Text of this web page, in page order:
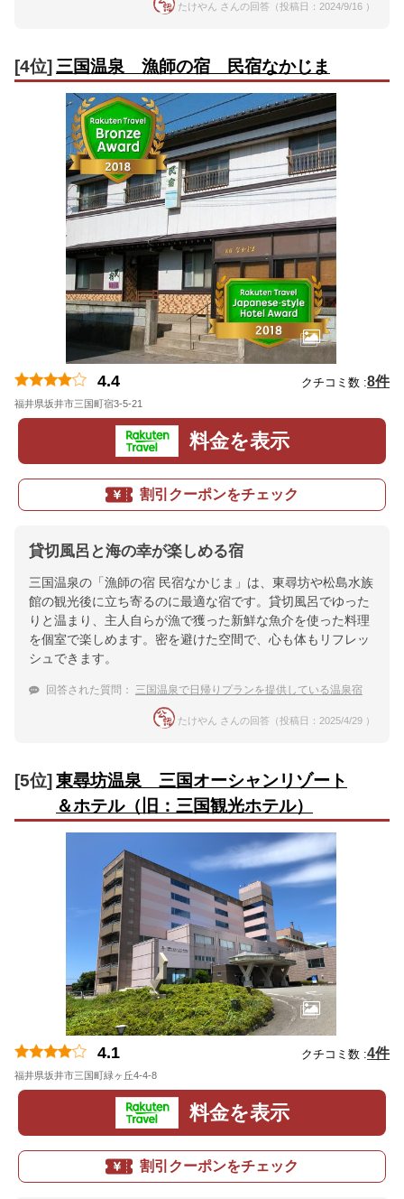
たけやん さんの回答（投稿日：2024/9/16 ）
[4位] 三国温泉 漁師の宿 民宿なかじま
4.4 クチコミ数 :8件
福井県坂井市三国町宿3-5-21
料金を表示
割引クーポンをチェック
貸切風呂と海の幸が楽しめる宿
三国温泉の「漁師の宿 民宿なかじま」は、東尋坊や松島水族
館の観光後に立ち寄るのに最適な宿です。貸切風呂でゆった
りと温まり、主人自らが漁で獲った新鮮な魚介を使った料理
を個室で楽しめます。密を避けた空間で、心も体もリフレッ
シュできます。
回答された質問： 三国温泉で日帰りプランを提供している温泉宿
たけやん さんの回答（投稿日：2025/4/29 ）
[5位]東尋坊温泉 三国オーシャンリゾート
＆ホテル（旧：三国観光ホテル）
4.1 クチコミ数 :4件
福井県坂井市三国町緑ヶ丘4-4-8
料金を表示
割引クーポンをチェック